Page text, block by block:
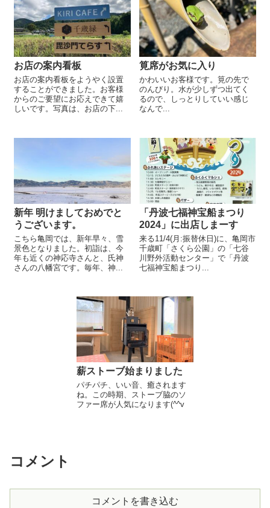
お店の案内看板
お店の案内看板をようやく設置
することができました。お客様
からのご要望にお応えできて嬉
しいです。写真は、お店の下...
筧席がお気に入り
かわいいお客様です。筧の先で
のんびり。水が少しずつ出てく
るので、しっとりしていい感じ
なんで...
新年 明けましておめでと
うございます。
こちら亀岡では、新年早々、雪
景色となりました。初詣は、今
年も近くの神応寺さんと、氏神
さんの八幡宮です。毎年、神...
「丹波七福神宝船まつり
2024」に出店しまーす
来る11/4(月:振替休日)に、亀岡市
千歳町「さくら公園」の「七谷
川野外活動センター」で「丹波
七福神宝船まつり...
薪ストーブ始まりました
パチパチ、いい音、癒されます
ね。この時期、ストーブ脇のソ
ファー席が人気になります(^^v
コメント
コメントを書き込む